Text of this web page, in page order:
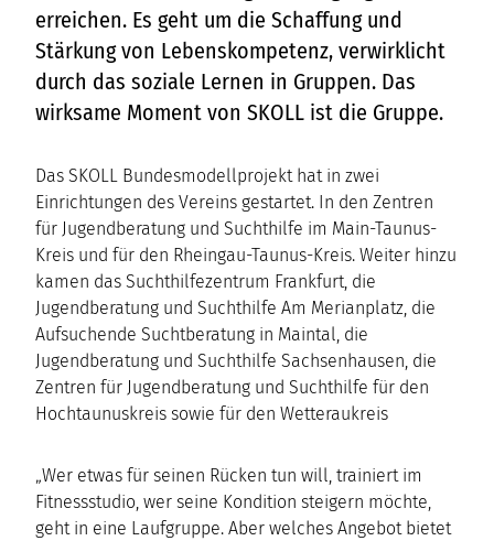
erreichen. Es geht um die Schaffung und
Stärkung von Lebenskompetenz, verwirklicht
durch das soziale Lernen in Gruppen. Das
wirksame Moment von SKOLL ist die Gruppe.
Das SKOLL Bundesmodellprojekt hat in zwei
Einrichtungen des Vereins gestartet. In den Zentren
für Jugendberatung und Suchthilfe im Main-Taunus-
Kreis und für den Rheingau-Taunus-Kreis. Weiter hinzu
kamen das Suchthilfezentrum Frankfurt, die
Jugendberatung und Suchthilfe Am Merianplatz, die
Aufsuchende Suchtberatung in Maintal, die
Jugendberatung und Suchthilfe Sachsenhausen, die
Zentren für Jugendberatung und Suchthilfe für den
Hochtaunuskreis sowie für den Wetteraukreis
„Wer etwas für seinen Rücken tun will, trainiert im
Fitnessstudio, wer seine Kondition steigern möchte,
geht in eine Laufgruppe. Aber welches Angebot bietet